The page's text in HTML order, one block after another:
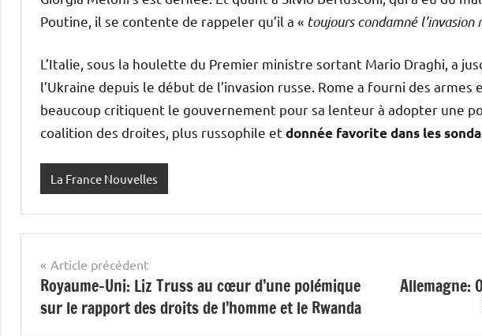
Poutine, il se contente de rappeler qu’il a « toujours condamné l’invasion
L’Italie, sous la houlette du Premier ministre sortant Mario Draghi, a
l’Ukraine depuis le début de l’invasion russe. Rome a fourni des armes
beaucoup critiquent le gouvernement pour sa lenteur à adopter une
coalition des droites, plus russophile etdonnée favorite dans les
La France Nouvelles
Navigation
de
l’article
Article précédent
Royaume-Uni: Liz Truss au cœur d’une polémique
sur le rapport des droits de l’homme et le Rwanda
Allemagne: